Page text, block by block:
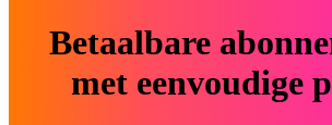
Betaalbare
met eenvoudige